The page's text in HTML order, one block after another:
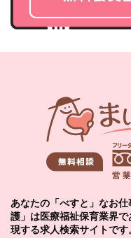
あなたの「べすと」なお
護」は医療福祉保育業界
現する求人検索サイトです